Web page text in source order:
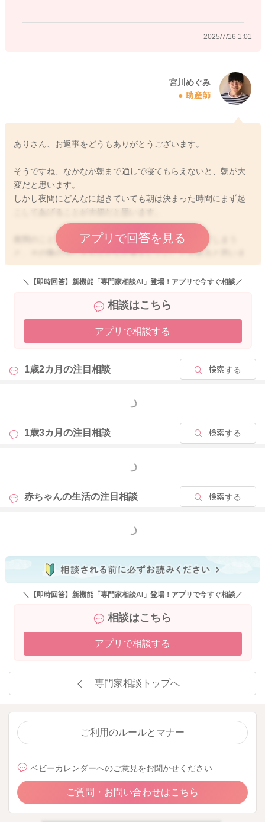
2025/7/16 1:01
宮川めぐみ
助産師
ありさん、お返事をどうもありがとうございます。
そうですね、なかなか朝まで通しで寝てもらえないと、朝が大
変だと思います。
しかし夜間にどんなに起きていても朝は決まった時間にまず起
こしてあげることが大切だと思います。
夜間のことで、朝起きる時間がどうしても左右されてしまう
と、その後の少し方もなかなか整えにくいことがあると思いま
す。
また寝るにもエネルギーが必要になると言われることがありま
す。
日中の摂取エネルギー量を増やすようにされてみることで、夜
欲しがって起きること、朝方に指しゃぶりをすることももなく
なるかもしれません。
早く眠れるようになることでも、眠りの質が良くなり、早朝に
アプリで回答を見る
2025/7/16 21:49
＼【即時回答】新機能「専門家相談AI」登場！アプリで今すぐ相談／
相談はこちら
アプリで相談する
1歳2カ月の注目相談 検索する
もっと見る
1歳3カ月の注目相談 検索する
もっと見る
赤ちゃんの生活の注目相談 検索する
もっと見る
＼【即時回答】新機能「専門家相談AI」登場！アプリで今すぐ相談／
相談はこちら
アプリで相談する
専門家相談トップへ
ご利用のルールとマナー
ベビーカレンダーへのご意見をお聞かせください
ご質問・お問い合わせはこちら